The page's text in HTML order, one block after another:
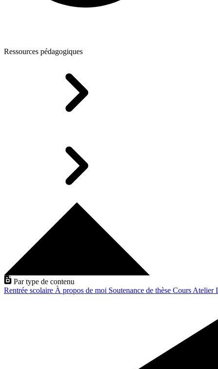
Ressources pédagogiques
Par type de contenu
Rentrée scolaire À propos de moi Soutenance de thèse Cours Atelier